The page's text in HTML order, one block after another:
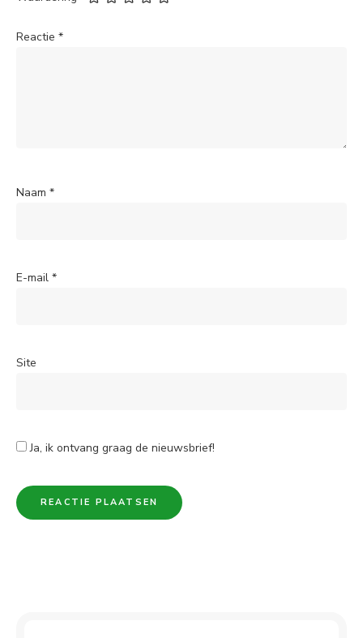
Reactie *
Naam *
E-mail *
Site
Ja, ik ontvang graag de nieuwsbrief!